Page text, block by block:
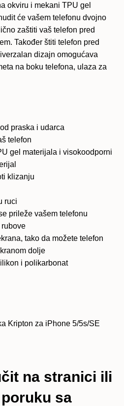
okviru i mekani TPU gel
će vašem telefonu dvojno
zaštiti vaš telefon pred
Također štiti telefon pred
dizajn omogućava
na boku telefona, ulaza za
praska i udarca
telefon
gel materijala i visokoodporni
klizanju
ruci
prileže vašem telefonu
tako da možete telefon
dolje
i polikarbonat
Kripton za iPhone 5/5s/SE
na stranici ili
sa